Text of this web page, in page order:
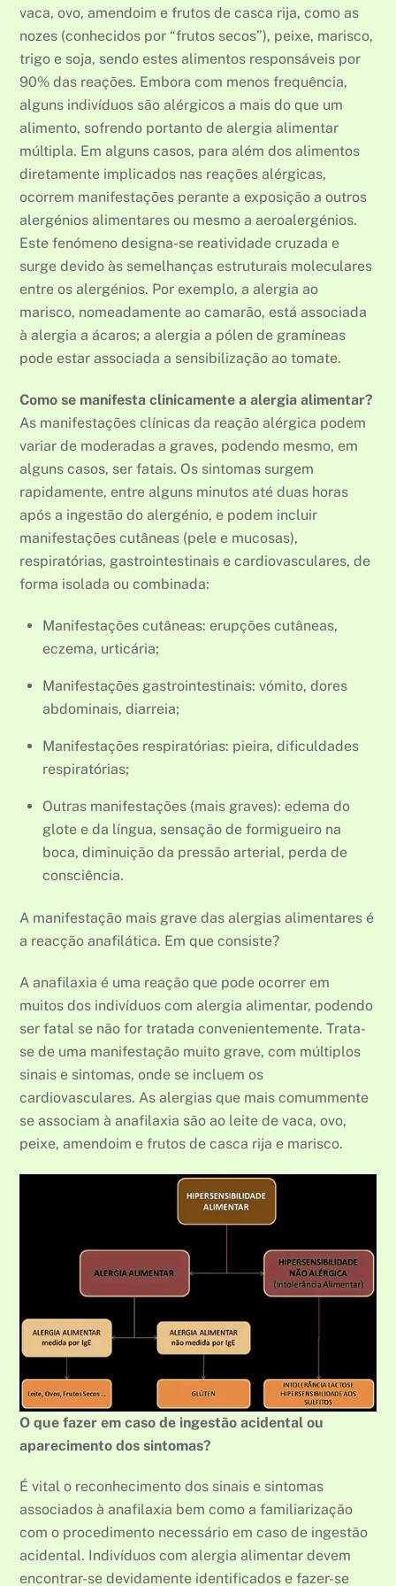
vaca, ovo, amendoim e frutos de casca rija, como as
nozes (conhecidos por “frutos secos”), peixe, marisco,
trigo e soja, sendo estes alimentos responsáveis por
90% das reações. Embora com menos frequência,
alguns indivíduos são alérgicos a mais do que um
alimento, sofrendo portanto de alergia alimentar
múltipla. Em alguns casos, para além dos alimentos
diretamente implicados nas reações alérgicas,
ocorrem manifestações perante a exposição a outros
alergénios alimentares ou mesmo a aeroalergénios.
Este fenómeno designa-se reatividade cruzada e
surge devido às semelhanças estruturais moleculares
entre os alergénios. Por exemplo, a alergia ao
marisco, nomeadamente ao camarão, está associada
à alergia a ácaros; a alergia a pólen de gramíneas
pode estar associada a sensibilização ao tomate.
Como se manifesta clinicamente a alergia alimentar?
As manifestações clínicas da reação alérgica podem
variar de moderadas a graves, podendo mesmo, em
alguns casos, ser fatais. Os sintomas surgem
rapidamente, entre alguns minutos até duas horas
após a ingestão do alergénio, e podem incluir
manifestações cutâneas (pele e mucosas),
respiratórias, gastrointestinais e cardiovasculares, de
forma isolada ou combinada:
Manifestações cutâneas: erupções cutâneas,
eczema, urticária;
Manifestações gastrointestinais: vómito, dores
abdominais, diarreia;
Manifestações respiratórias: pieira, dificuldades
respiratórias;
Outras manifestações (mais graves): edema do
glote e da língua, sensação de formigueiro na
boca, diminuição da pressão arterial, perda de
consciência.
A manifestação mais grave das alergias alimentares é
a reacção anafilática. Em que consiste?
A anafilaxia é uma reação que pode ocorrer em
muitos dos indivíduos com alergia alimentar, podendo
ser fatal se não for tratada convenientemente. Trata-
se de uma manifestação muito grave, com múltiplos
sinais e sintomas, onde se incluem os
cardiovasculares. As alergias que mais comummente
se associam à anafilaxia são ao leite de vaca, ovo,
peixe, amendoim e frutos de casca rija e marisco.
O que fazer em caso de ingestão acidental ou
aparecimento dos sintomas?
É vital o reconhecimento dos sinais e sintomas
associados à anafilaxia bem como a familiarização
com o procedimento necessário em caso de ingestão
acidental. Indivíduos com alergia alimentar devem
encontrar-se devidamente identificados e fazer-se